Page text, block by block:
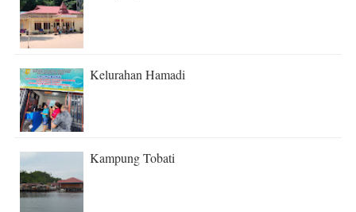
Kelurahan Hamadi
Kampung Tobati